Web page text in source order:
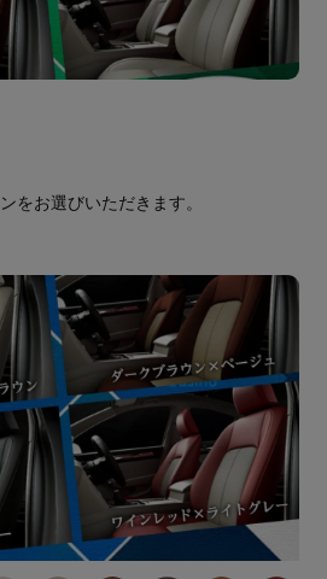
をお選びいただきます。